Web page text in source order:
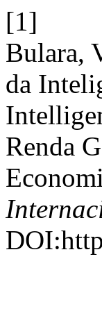
[1]
Bulara,
da
Renda